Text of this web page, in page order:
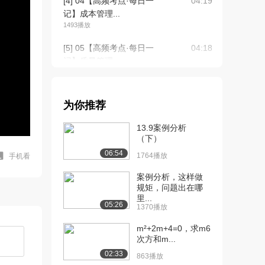
手机看
记】成本管理...
1493播放
[5] 05【高频考点·每日一
04:18
记】人力资源...
[7] 07【高频考点·每日一
记】人力资源...
[8] 08【高频考点·每日一
记】项目管理...
04:02
[9] 09【高频考点·每日一
记】范围管理...
1273播放
为你推荐
06:54
13.9案例分析
（下）
1764播放
05:26
案例分析，这样做
规矩，问题出在哪
里...
1370播放
02:33
m²+2m+4=0，求m6
次方和m...
863播放